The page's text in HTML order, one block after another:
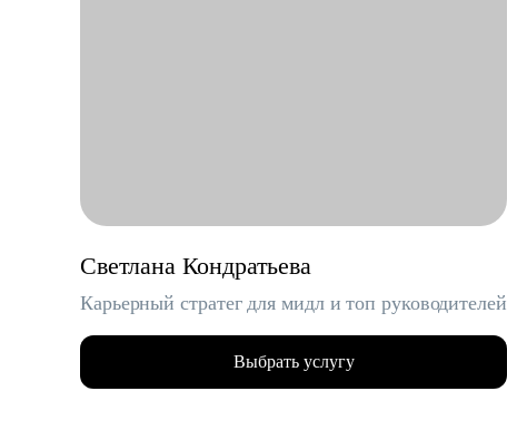
Светлана Кондратьева
Карьерный стратег для мидл и топ руководителей
Выбрать услугу